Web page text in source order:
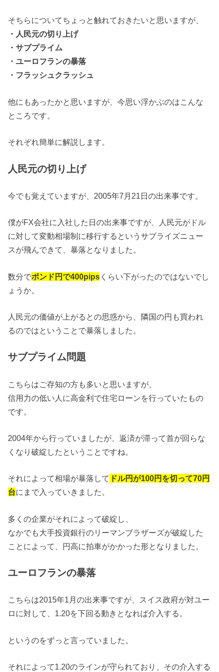
そちらについてちょっと触れておきたいと思いますが、
・人民元の切り上げ
・サブプライム
・ユーロフランの暴落
・フラッシュクラッシュ
他にもあったかと思いますが、今思い浮かぶのはこんな
ところです。
それぞれ簡単に解説します。
人民元の切り上げ
今でも覚えていますが、2005年7月21日の出来事です。
僕がFX会社に入社した日の出来事ですが、人民元がドル
に対して変動相場制に移行するというサプライズニュー
スが飛んできて、暴落となりました。
数分でポンド円で400pips くらい下がったのではないでし
ょうか。
人民元の価値が上がるとの思惑から、隣国の円も買われ
るのではということで暴落しました。
サブプライム問題
こちらはご存知の方も多いと思いますが、
信用力の低い人に高金利で住宅ローンを行っていたもの
です。
2004年から行っていましたが、返済が滞って首が回らな
くなり破綻したということですね。
それによって相場が暴落して ドル円が100円を切って70円
台にまで入っていきました。
多くの企業がそれによって破綻し、
なかでも大手投資銀行のリーマンブラザーズが破綻した
ことによって、円高に拍車がかかった形となりました。
ユーロフランの暴落
こちらは2015年1月の出来事ですが、スイス政府が対ユー
ロに対して、1.20を下回る動きとなれば介入する。
というのをずっと言っていました。
それによって1.20のラインが守られており、その介入する